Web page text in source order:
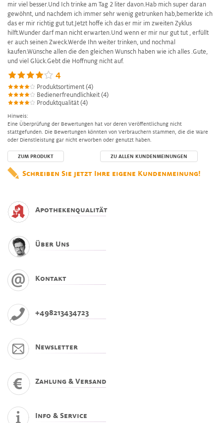
mir viel besser.Und Ich trinke am Tag 2 liter davon.Hab mich super daran
gewöhnt, und nachdem ich immer sehr wenig getrunken hab,bemerkte ich
das er mir richtig gut tut.Jetzt hoffe ich das er mir im zweiten Zyklus
hilft.Wunder darf man nicht erwarten.Und wenn er mir nur gut tut , erfüllt
er auch seinen Zweck.Werde Ihn weiter trinken, und nochmal
kaufen.Wünsche allen die den gleichen Wunsch haben wie ich alles .Gute,
und viel Glück.Gebt die Hoffnung nicht auf.
4
Produktsortiment (4)
Bedienerfreundlichkeit (4)
Produktqualität (4)
Hinweis:
Eine Überprüfung der Bewertungen hat vor deren Veröffentlichung nicht
stattgefunden. Die Bewertungen könnten von Verbrauchern stammen, die die Ware
oder Dienstleistung gar nicht erworben oder genutzt haben.
ZUM PRODUKT ZU ALLEN KUNDENMEINUNGEN
Schreiben Sie jetzt Ihre eigene Kundenmeinung!
Apothekenqualität
Über Uns
Kontakt
+498213434723
Newsletter
Zahlung & Versand
Info & Service